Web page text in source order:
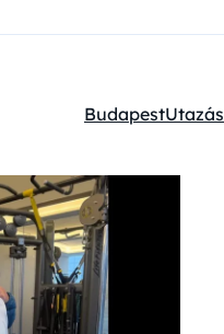
Kategóriák:
BudapestUtazás